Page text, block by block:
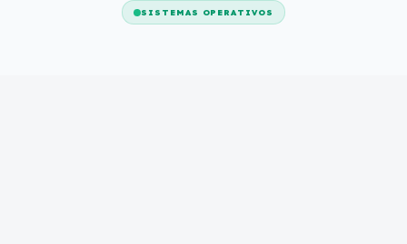
SISTEMAS OPERATIVOS